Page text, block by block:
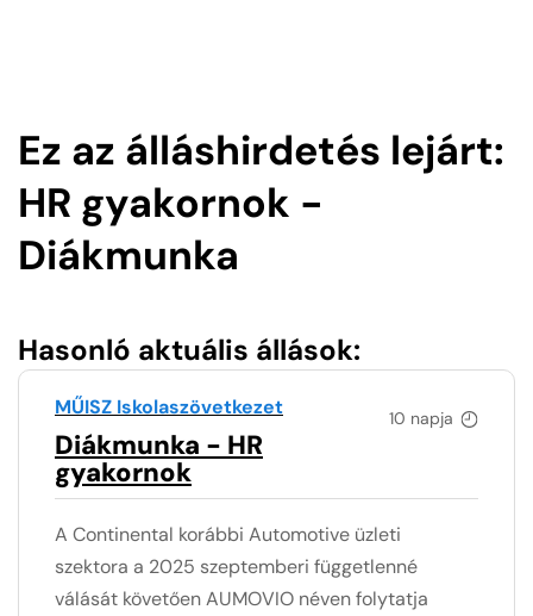
Ez az álláshirdetés lejárt:
HR gyakornok -
Diákmunka
Hasonló aktuális állások:
10 napja
MŰISZ Iskolaszövetkezet
Diákmunka - HR
gyakornok
A Continental korábbi Automotive üzleti
szektora a 2025 szeptemberi függetlenné
válását követően AUMOVIO néven folytatja